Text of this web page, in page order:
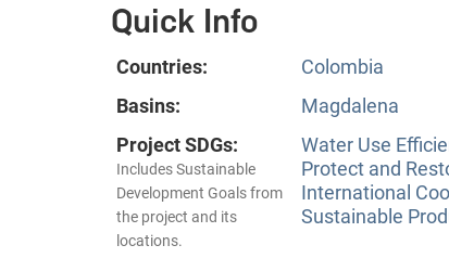
Quick Info
Countries:
Colombia
Basins:
Magdalena
Project SDGs:
Includes Sustainable
Development Goals from
the project and its
locations.
Water Use
Protect and
International
Sustainable